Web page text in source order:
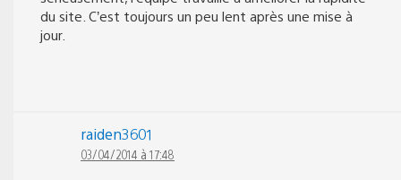
du site. C’est toujours un peu lent après une mise à
jour.
raiden3601
03/04/2014 à 17:48